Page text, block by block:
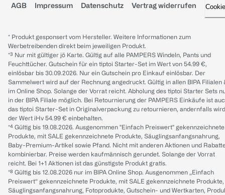
AGB Impressum Datenschutz Vertrag widerrufen
* Produkt gesponsert vom Hersteller. Weitere Informationen zum
Werbetreibenden direkt beim jeweiligen Produkt.
*³ Nur mit gültiger jö Karte. Gültig auf alle PAMPERS Windeln, Pants und
Feuchttücher. Gutschein für ein tiptoi Starter-Set im Wert von 54.99 €,
einlösbar bis 30.09.2026. Nur ein Gutschein pro Einkauf einlösbar. Der
Sammelwert wird auf der Rechnung angedruckt. Gültig in allen BIPA Filialen
im Online Shop. Solange der Vorrat reicht. Abholung des tiptoi Starter Sets
in der BIPA Filiale möglich. Bei Retournierung der PAMPERS Einkäufe ist
das tiptoi Starter-Set in Originalverpackung zu retournieren, andernfalls wird
der Wert iHv 54.99 € einbehalten.
*⁴ Gültig bis 19.08.2026. Ausgenommen "Einfach Preiswert" gekennzeichnete
Produkte, mit SALE gekennzeichnete Produkte, Säuglingsanfangsnahrung,
Baby-Premium-Artikel sowie Pfand. Nicht mit anderen Aktionen und
kombinierbar. Preise werden kaufmännisch gerundet. Solange der Vorrat
reicht. Bei 1+1 Aktionen ist das günstigste Produkt gratis.
*⁸ Gültig bis 12.08.2026 nur im BIPA Online Shop. Ausgenommen „Einfach
Preiswert“ gekennzeichnete Produkte, mit SALE gekennzeichnete Produkte,
Säuglingsanfangsnahrung, Fotoprodukte, Gutschein- und Wertkarten,